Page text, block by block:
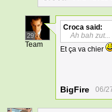
29
Team
Croca said:
Ah bah
Et ça va chier
BigFire 06/